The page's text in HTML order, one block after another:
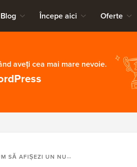
Blog Începe aici Oferte
aveți cea mai mare nevoie.
UN NUMĂR LIMITAT DE ETICHETE DUPĂ POSTĂRI ÎN TEMA TA WORDPRESS